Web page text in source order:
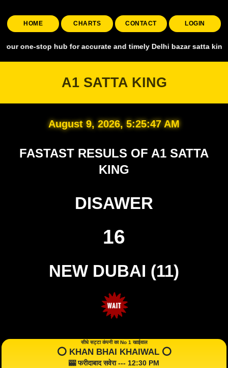
HOME CHARTS CONTACT LOGIN
hub for accurate and timely Delhi bazar satta king,
A1 SATTA KING
August 9, 2026, 5:25:48 AM
FASTAST RESULS OF A1 SATTA
KING
DISAWER
16
NEW DUBAI (11)
सीधे सट्टा कंपनी का No 1 खाईवाल
⭕️ KHAN BHAI KHAIWAL ⭕️
🎰 फरीदाबाद सवेरा --- 12:30 PM